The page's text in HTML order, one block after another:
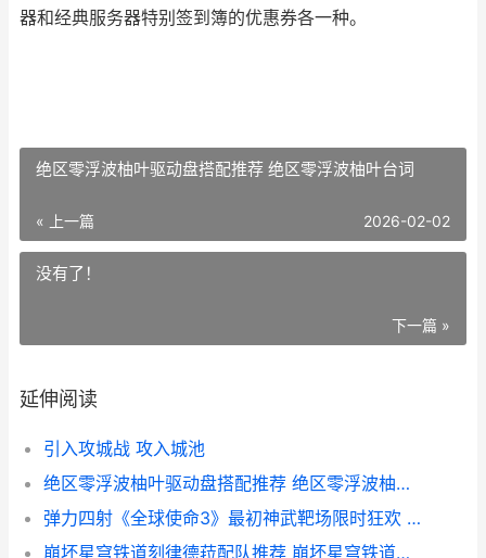
器和经典服务器特别签到簿的优惠券各一种。
绝区零浮波柚叶驱动盘搭配推荐 绝区零浮波柚叶台词
« 上一篇 2026-02-02
没有了！
下一篇 »
延伸阅读
引入攻城战 攻入城池
绝区零浮波柚叶驱动盘搭配推荐 绝区零浮波柚叶台词
弹力四射《全球使命3》最初神武靶场限时狂欢 弹力四面弹
崩坏星穹铁道刻律德菈配队推荐 崩坏星穹铁道官服